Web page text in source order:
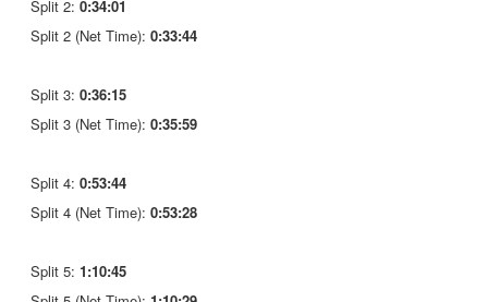
Split 2: 0:34:01
Split 2 (Net Time): 0:33:44
Split 3: 0:36:15
Split 3 (Net Time): 0:35:59
Split 4: 0:53:44
Split 4 (Net Time): 0:53:28
Split 5: 1:10:45